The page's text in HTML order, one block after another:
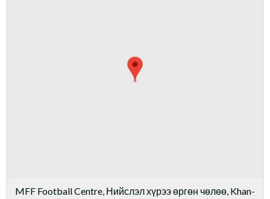
MFF Football Centre, Нийслэл хүрээ өргөн чөлөө, Khan-